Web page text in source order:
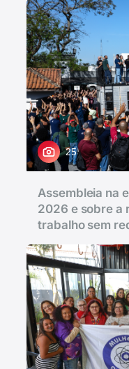
25
Assembleia na
2026 e sobre a
trabalho sem